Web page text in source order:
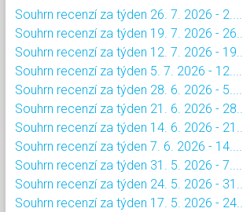
Souhrn recenzí za týden 26. 7. 2026 - 2....
Souhrn recenzí za týden 19. 7. 2026 - 26....
Souhrn recenzí za týden 12. 7. 2026 - 19....
Souhrn recenzí za týden 5. 7. 2026 - 12....
Souhrn recenzí za týden 28. 6. 2026 - 5....
Souhrn recenzí za týden 21. 6. 2026 - 28....
Souhrn recenzí za týden 14. 6. 2026 - 21....
Souhrn recenzí za týden 7. 6. 2026 - 14....
Souhrn recenzí za týden 31. 5. 2026 - 7....
Souhrn recenzí za týden 24. 5. 2026 - 31....
Souhrn recenzí za týden 17. 5. 2026 - 24....